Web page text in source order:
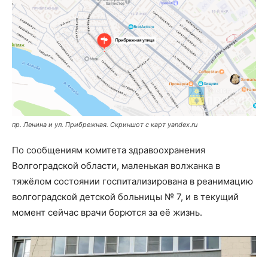
пр. Ленина и ул. Прибрежная. Скриншот с карт yandex.ru
По сообщениям комитета здравоохранения
Волгоградской области, маленькая волжанка в
тяжёлом состоянии госпитализирована в реанимацию
волгоградской детской больницы № 7, и в текущий
момент сейчас врачи борются за её жизнь.